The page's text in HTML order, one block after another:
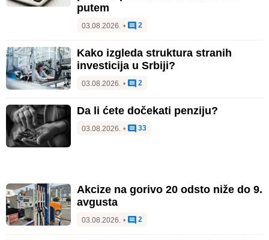
putem
03.08.2026. • 2
Kako izgleda struktura stranih
investicija u Srbiji?
03.08.2026. • 2
Da li ćete dočekati penziju?
03.08.2026. • 33
Akcize na gorivo 20 odsto niže do 9.
avgusta
03.08.2026. • 2